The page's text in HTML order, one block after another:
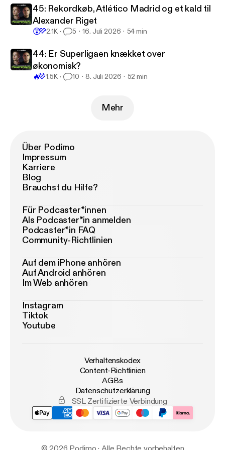
45: Rekordkøb, Atlético Madrid og et kald til
Alexander Riget
😲💜2.1K 5 16. Juli 2026 54 min
44: Er Superligaen knækket over
økonomisk?
🔥💜1.5K 10 8. Juli 2026 52 min
Mehr
Über Podimo
Impressum
Karriere
Blog
Brauchst du Hilfe?
Für Podcaster*innen
Als Podcaster*in anmelden
Podcaster*in FAQ
Community-Richtlinien
Auf dem iPhone anhören
Auf Android anhören
Im Web anhören
Instagram
Tiktok
Youtube
Verhaltenskodex
Content-Richtlinien
AGBs
Datenschutzerklärung
SSL Zertifizierte Verbindung